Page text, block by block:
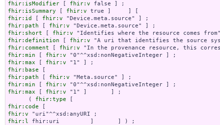
fhir:isModifier [ fhir:v
fhir:isSummary [ fhir:v
fhir:id
[ fhir:v
fhir:path [ fhir:v
fhir:short [ fhir:v
fhir:definition [ fhir:v
fhir:comment [ fhir:v
fhir:min [ fhir:v
fhir:max [ fhir:v
fhir:base
fhir:path [ fhir:v
fhir:min [ fhir:v
fhir:max [ fhir:v "1" ]       ] ;
      (
fhir:type
fhir:code
fhir:v
fhir:l